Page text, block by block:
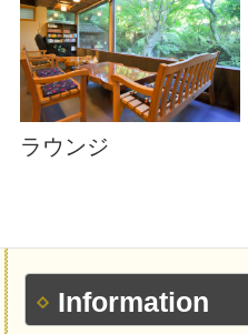
ラウンジ
Information